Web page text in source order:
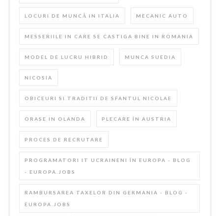
LOCURI DE MUNCĂ IN ITALIA MECANIC AUTO
MESSERIILE IN CARE SE CASTIGA BINE IN ROMANIA
MODEL DE LUCRU HIBRID MUNCA SUEDIA
NICOSIA
OBICEURI SI TRADITII DE SFANTUL NICOLAE
ORASE IN OLANDA PLECARE ÎN AUSTRIA
PROCES DE RECRUTARE
PROGRAMATORI IT UCRAINENI ÎN EUROPA - BLOG
- EUROPA.JOBS
RAMBURSAREA TAXELOR DIN GERMANIA - BLOG -
EUROPA.JOBS